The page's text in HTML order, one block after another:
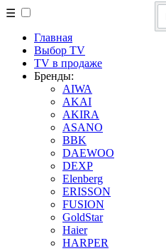
☰
Главная
Выбор TV
TV в продаже
Бренды:
AIWA
AKAI
AKIRA
ASANO
BBK
DAEWOO
DEXP
Elenberg
ERISSON
FUSION
GoldStar
Haier
HARPER